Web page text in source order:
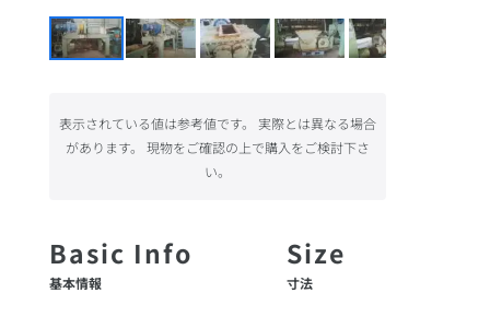
基本情報 寸法
表示されている値は参考値です。 実際とは異なる場合
があります。 現物をご確認の上で購入をご検討下さ
い。